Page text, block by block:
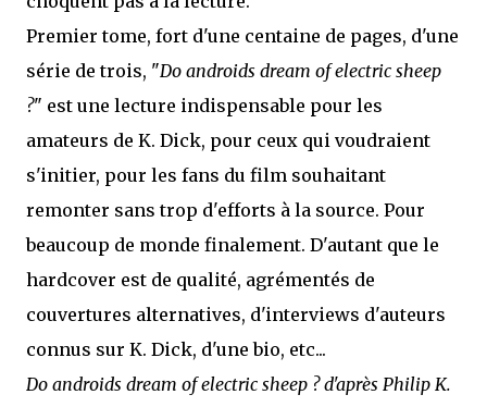
Premier tome, fort d'une centaine de pages, d'une
série de trois, "Do androids dream of electric sheep
?" est une lecture indispensable pour les
amateurs de K. Dick, pour ceux qui voudraient
s'initier, pour les fans du film souhaitant
remonter sans trop d'efforts à la source. Pour
beaucoup de monde finalement. D'autant que le
hardcover est de qualité, agrémentés de
couvertures alternatives, d'interviews d'auteurs
connus sur K. Dick, d'une bio, etc...
Do androids dream of electric sheep ? d'après Philip K.